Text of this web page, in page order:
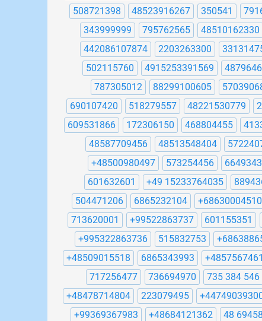
508721398
48523916267 350541
343999999
795762565 48510162330
442086107874
2203263300
502115760
4915253391569
787305012
88299100605
690107420
518279557 48221530779
609531866
172306150 468804455
48587709456
48513548404
+48500980497
573254456
601632601
+49 15233764035
504471206
6865232104 +68630004510
713620001
+99522863737 601155351
+995322863736
515832753
+48509015518
6865343993
717256477
736694970 735 384 546
+48478714804
223079495
+99369367983
+48684121362 48